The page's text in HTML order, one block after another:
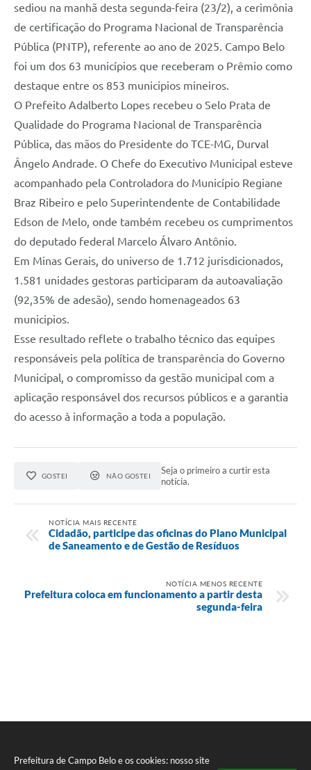
Prefeitura de Campo Belo e os cookies: nosso site
sediou na manhã desta segunda-feira (23/2), a cerimônia
de certificação do Programa Nacional de Transparência
Pública (PNTP), referente ao ano de 2025. Campo Belo
foi um dos 63 municípios que receberam o Prêmio como
destaque entre os 853 municipios mineiros.
O Prefeito Adalberto Lopes recebeu o Selo Prata de
Qualidade do Programa Nacional de Transparência
Pública, das mãos do Presidente do TCE-MG, Durval
Ângelo Andrade. O Chefe do Executivo Municipal esteve
acompanhado pela Controladora do Município Regiane
Braz Ribeiro e pelo Superintendente de Contabilidade
Edson de Melo, onde também recebeu os cumprimentos
do deputado federal Marcelo Álvaro Antônio.
Em Minas Gerais, do universo de 1.712 jurisdicionados,
1.581 unidades gestoras participaram da autoavaliação
(92,35% de adesão), sendo homenageados 63
municipios.
Esse resultado reflete o trabalho técnico das equipes
responsáveis pela política de transparência do Governo
Municipal, o compromisso da gestão municipal com a
aplicação responsável dos recursos públicos e a garantia
do acesso à informação a toda a população.
GOSTEI NÃO GOSTEI
Seja o primeiro a curtir esta
notícia.
NOTÍCIA MAIS RECENTE
Cidadão, participe das oficinas do Plano Municipal
de Saneamento e de Gestão de Resíduos
NOTÍCIA MENOS RECENTE
Prefeitura coloca em funcionamento a partir desta
segunda-feira